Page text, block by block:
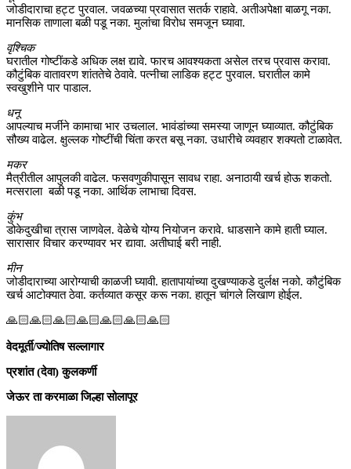
जोडीदाराचा हट्ट पुरवाल. जवळच्या प्रवासात सतर्क राहावे. अतीअपेक्षा बाळगू नका.
मानसिक ताणाला बळी पडू नका. मुलांचा विरोध समजून घ्यावा.
वृश्चिक
घरातील गोष्टींकडे अधिक लक्ष द्यावे. फारच आवश्यकता असेल तरच प्रवास करावा.
कौटुंबिक वातावरण शांततेचे ठेवावे. पत्नीचा लाडिक हट्ट पुरवाल. घरातील कामे
स्वखुशीने पार पाडाल.
धनू
आपल्याच मर्जीने कामाचा भार उचलाल. भावंडांच्या समस्या जाणून घ्याव्यात. कौटुंबिक
सौख्य वाढेल. क्षुल्लक गोष्टींची चिंता करत बसू नका. उधारीचे व्यवहार शक्यतो टाळावेत.
मकर
मैत्रीतील आपुलकी वाढेल. फसवणुकीपासून सावध राहा. अनाठायी खर्च होऊ शकतो.
मत्सराला बळी पडू नका. आर्थिक लाभाचा दिवस.
कुंभ
डोकेदुखीचा त्रास जाणवेल. वेळेचे योग्य नियोजन करावे. धाडसाने कामे हाती घ्याल.
सारासार विचार करण्यावर भर द्यावा. अतीघाई बरी नाही.
मीन
जोडीदाराच्या आरोग्याची काळजी घ्यावी. हातापायांच्या दुखण्याकडे दुर्लक्ष नको. कौटुंबिक
खर्च आटोक्यात ठेवा. कर्तव्यात कसूर करू नका. हातून चांगले लिखाण होईल.
🙏🏻🙏🏻🙏🏻🙏🏻🙏🏻🙏🏻🙏🏻
वेदमूर्ती/ज्योतिष सल्लागार
प्रशांत (देवा) कुलकर्णी
जेऊर ता करमाळा जिल्हा सोलापूर